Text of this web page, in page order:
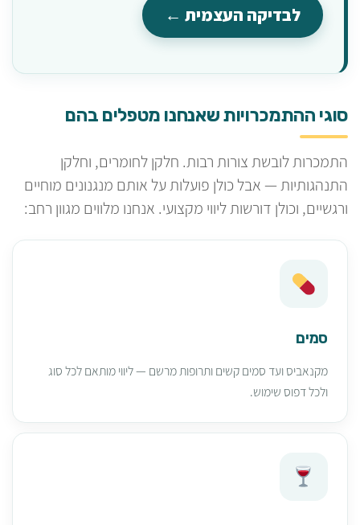
לבדיקה העצמית ←
סוגי ההתמכרויות שאנחנו מטפלים בהם
התמכרות לובשת צורות רבות. חלקן לחומרים, וחלקן
התנהגותיות — אבל כולן פועלות על אותם מנגנונים מוחיים
ורגשיים, וכולן דורשות ליווי מקצועי. אנחנו מלווים מגוון רחב:
סמים
מקנאביס ועד סמים קשים ותרופות מרשם — ליווי מותאם לכל סוג
ולכל דפוס שימוש.